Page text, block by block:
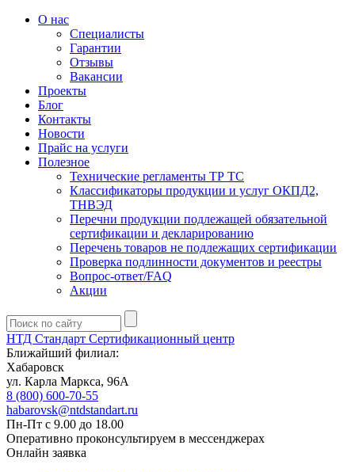
О нас
Специалисты
Гарантии
Отзывы
Вакансии
Проекты
Блог
Контакты
Новости
Прайс на услуги
Полезное
Технические регламенты ТР ТС
Классификаторы продукции и услуг ОКПД2,
ТНВЭД
Перечни продукции подлежащей обязательной
сертификации и декларированию
Перечень товаров не подлежащих сертификации
Проверка подлинности документов и реестры
Вопрос-ответ/FAQ
Акции
НТД Стандарт Сертификационный центр
Ближайший филиал:
Хабаровск
ул. Карла Маркса, 96А
8 (800) 600-70-55
habarovsk@ntdstandart.ru
Пн-Пт с 9.00 до 18.00
Оперативно проконсультируем в мессенджерах
Онлайн заявка